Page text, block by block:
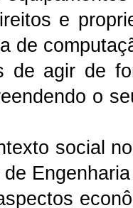
e
de
de agir de
o
social